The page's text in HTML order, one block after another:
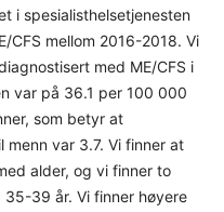
i spesialisthelsetjenesten
CFS mellom 2016-2018. Vi
med ME/CFS i
var på 36.1 per 100 000
som betyr at
var 3.7. Vi finner at
alder, og vi finner to
39 år. Vi finner høyere